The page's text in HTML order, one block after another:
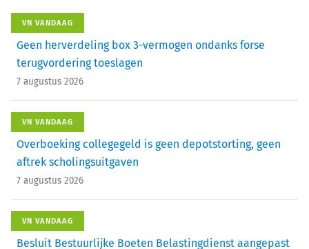
VN VANDAAG
Geen herverdeling box 3-vermogen ondanks forse
terugvordering toeslagen
7 augustus 2026
VN VANDAAG
Overboeking collegegeld is geen depotstorting, geen
aftrek scholingsuitgaven
7 augustus 2026
VN VANDAAG
Besluit Bestuurlijke Boeten Belastingdienst aangepast